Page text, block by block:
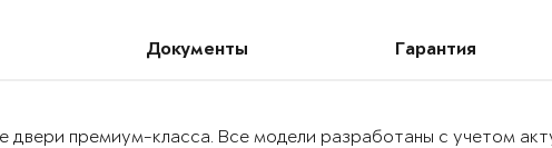
Документы Гарантия
двери премиум-класса. Все модели разработаны с учетом